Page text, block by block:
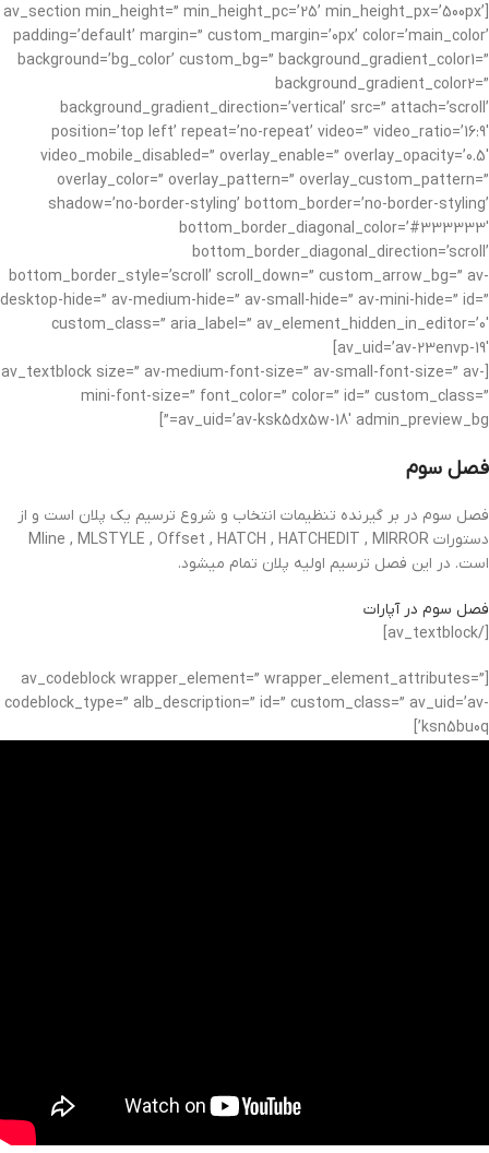
[av_section min_height=” min_height_pc=’25’ min_height_px=’500px’
padding=’default’ margin=” custom_margin=’0px’ color=’main_color’
background=’bg_color’ custom_bg=” background_gradient_color1=”
background_gradient_color2=”
background_gradient_direction=’vertical’ src=” attach=’scroll’
position=’top left’ repeat=’no-repeat’ video=” video_ratio=’16:9′
video_mobile_disabled=” overlay_enable=” overlay_opacity=’0.5′
overlay_color=” overlay_pattern=” overlay_custom_pattern=”
shadow=’no-border-styling’ bottom_border=’no-border-styling’
bottom_border_diagonal_color=’#333333′
bottom_border_diagonal_direction=’scroll’
bottom_border_style=’scroll’ scroll_down=” custom_arrow_bg=” av-
desktop-hide=” av-medium-hide=” av-small-hide=” av-mini-hide=” id=”
custom_class=” aria_label=” av_element_hidden_in_editor=’0′
av_uid=’av-23envp-19′]
[av_textblock size=” av-medium-font-size=” av-small-font-size=” av-
mini-font-size=” font_color=” color=” id=” custom_class=”
av_uid=’av-ksk5dx5w-18′ admin_preview_bg=”]
فصل سوم
فصل سوم در بر گیرنده تنظیمات انتخاب و شروع ترسیم یک پلان است و از
دستورات Mline , MLSTYLE , Offset , HATCH , HATCHEDIT , MIRROR
است. در این فصل ترسیم اولیه پلان تمام میشود.
فصل سوم در آپارات
[/av_textblock]
[av_codeblock wrapper_element=” wrapper_element_attributes=”
codeblock_type=” alb_description=” id=” custom_class=” av_uid=’av-
ksn5bu0q’]